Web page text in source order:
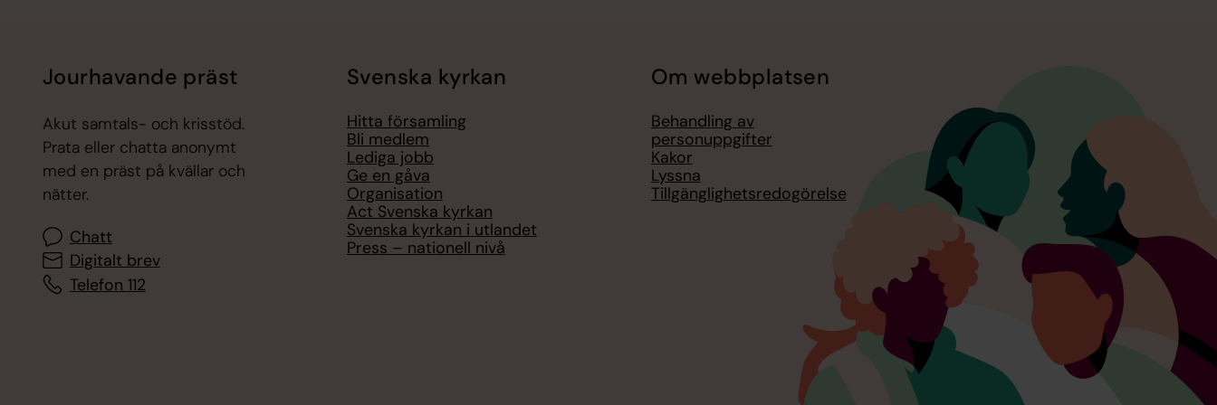
Jourhavande präst
Akut samtals- och krisstöd.
Prata eller chatta anonymt
med en präst på kvällar och
nätter.
Chatt
Digitalt brev
Telefon 112
Svenska kyrkan
Hitta församling
Bli medlem
Lediga jobb
Ge en gåva
Organisation
Act Svenska kyrkan
Svenska kyrkan i utlandet
Press – nationell nivå
Om webbplatsen
Behandling av
personuppgifter
Kakor
Lyssna
Tillgänglighetsredogörelse